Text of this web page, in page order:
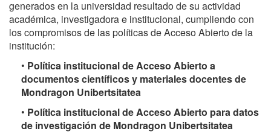
generados en la universidad resultado de su actividad
académica, investigadora e institucional, cumpliendo con
los compromisos de las políticas de Acceso Abierto de la
institución:
• Política institucional de Acceso Abierto a
documentos científicos y materiales docentes de
Mondragon Unibertsitatea
• Política institucional de Acceso Abierto para datos
de investigación de Mondragon Unibertsitatea